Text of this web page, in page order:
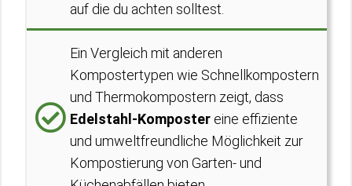
auf die du achten solltest.
Ein Vergleich mit anderen
Kompostertypen wie Schnellkompostern
und Thermokompostern zeigt, dass
Edelstahl-Komposter eine effiziente
und umweltfreundliche Möglichkeit zur
Kompostierung von Garten- und